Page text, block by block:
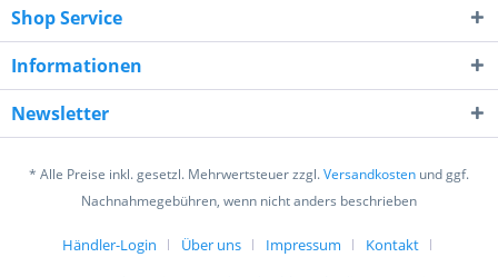
Ich habe dieDatenschutzerklärunggelesen,
verstanden und stimme zu. *
Mit * gekennzeichnete Felder sind Pflichtfelder.
Senden
Shop Service
Informationen
Newsletter
* Alle Preise inkl. gesetzl. Mehrwertsteuer zzgl.Versandkosten und ggf.
Nachnahmegebühren, wenn nicht anders beschrieben
Händler-Login Über uns Impressum
Kontakt